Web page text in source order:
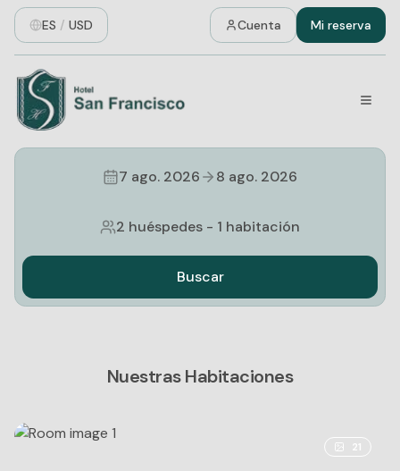
ES / USD Cuenta Mi reserva
7 ago. 2026 8 ago. 2026
2 huéspedes - 1 habitación
Buscar
Nuestras Habitaciones
21